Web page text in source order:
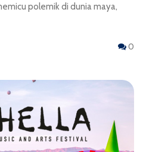
polemik di dunia maya,
0